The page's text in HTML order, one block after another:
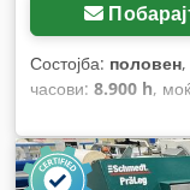
Состојба: половен
часови: 8.900 h,
ABS,